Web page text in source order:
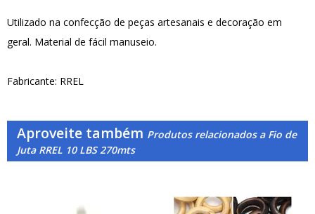
Utilizado na confecção de peças artesanais e decoração em
geral. Material de fácil manuseio.
Fabricante: RREL
Aproveite também Produtos relacionados a Fio de
Juta RREL 10 LBS 270mts